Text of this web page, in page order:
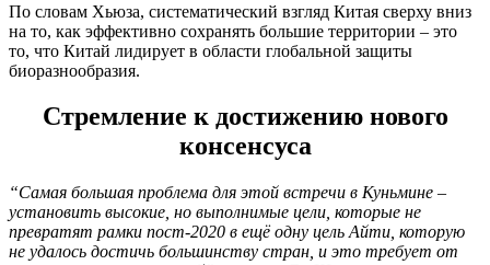
По словам Хьюза, систематический взгляд Китая сверху вниз
на то, как эффективно сохранять большие территории – это
то, что Китай лидирует в области глобальной защиты
биоразнообразия.
Стремление к достижению нового
консенсуса
“Самая большая проблема для этой встречи в Куньмине –
установить высокие, но выполнимые цели, которые не
превратят рамки пост-2020 в ещё одну цель Айти, которую
не удалось достичь большинству стран, и это требует от